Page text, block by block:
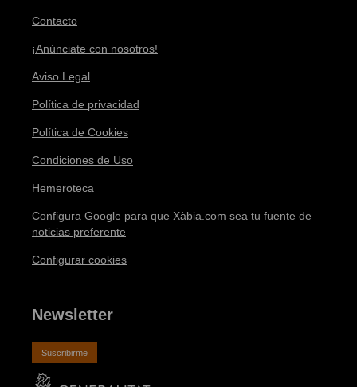
Contacto
¡Anúnciate con nosotros!
Aviso Legal
Política de privacidad
Política de Cookies
Condiciones de Uso
Hemeroteca
Configura Google para que Xàbia.com sea tu fuente de
noticias preferente
Configurar cookies
Newsletter
Suscribirme